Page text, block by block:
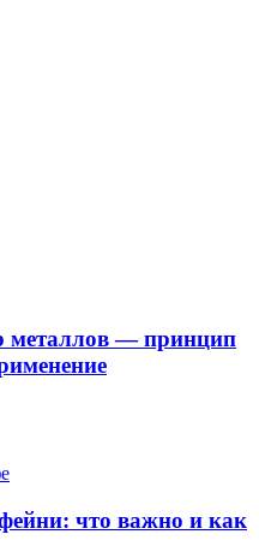
металлов — принцип
что важно и как